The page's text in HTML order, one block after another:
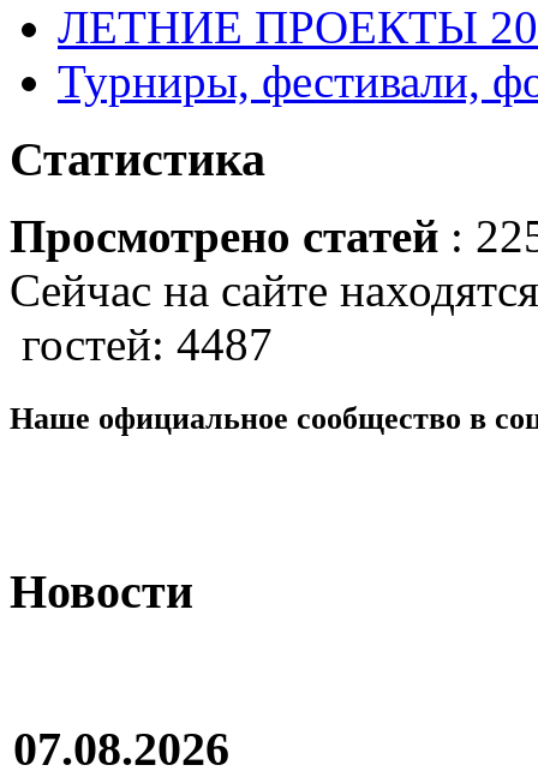
ЛЕТНИЕ ПРОЕКТЫ
Турниры, фестивали,
Статистика
Просмотрено статей :
Сейчас на сайте
гостей: 4487
Наше официальное сообщество в
Новости
07.08.2026